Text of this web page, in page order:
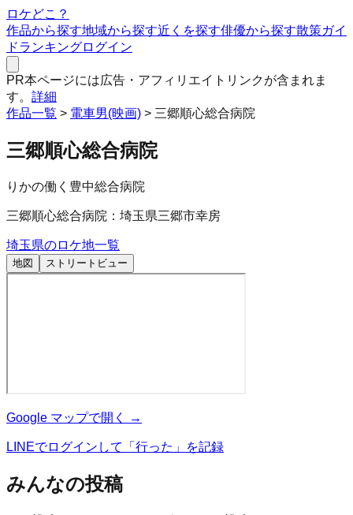
ロケどこ？
作品から探す地域から探す近くを探す俳優から探す散策ガイ
ドランキングログイン
PR本ページには広告・アフィリエイトリンクが含まれま
す。 詳細
作品一覧 > 電車男(映画) > 三郷順心総合病院
三郷順心総合病院
りかの働く豊中総合病院
三郷順心総合病院：埼玉県三郷市幸房
埼玉県のロケ地一覧
地図 ストリートビュー
Google マップで開く →
LINEでログインして「行った」を記録
みんなの投稿